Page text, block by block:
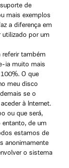
de
mais exemplos
a diferença em
utilizado por um
referir também
ia muito mais
O que
meu disco
se o
à Internet.
ou que será,
entanto, de um
estamos de
anonimamente
o sistema